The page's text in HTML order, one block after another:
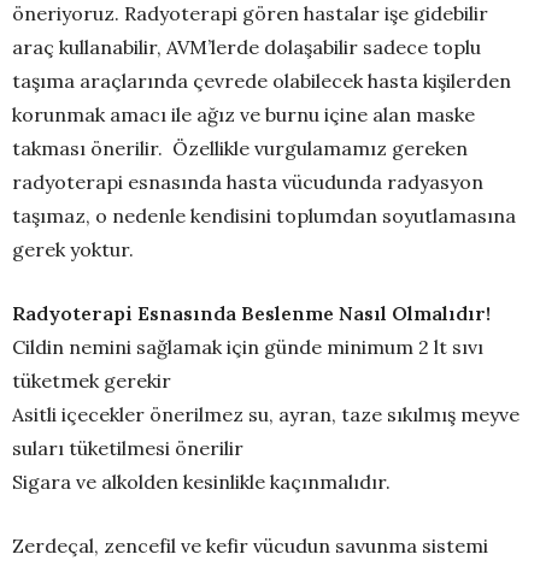
öneriyoruz. Radyoterapi gören hastalar işe gidebilir
araç kullanabilir, AVM’lerde dolaşabilir sadece toplu
taşıma araçlarında çevrede olabilecek hasta kişilerden
korunmak amacı ile ağız ve burnu içine alan maske
takması önerilir. Özellikle vurgulamamız gereken
radyoterapi esnasında hasta vücudunda radyasyon
taşımaz, o nedenle kendisini toplumdan soyutlamasına
gerek yoktur.
Radyoterapi Esnasında Beslenme Nasıl Olmalıdır!
Cildin nemini sağlamak için günde minimum 2 lt sıvı
tüketmek gerekir
Asitli içecekler önerilmez su, ayran, taze sıkılmış meyve
suları tüketilmesi önerilir
Sigara ve alkolden kesinlikle kaçınmalıdır.
Zerdeçal, zencefil ve kefir vücudun savunma sistemi